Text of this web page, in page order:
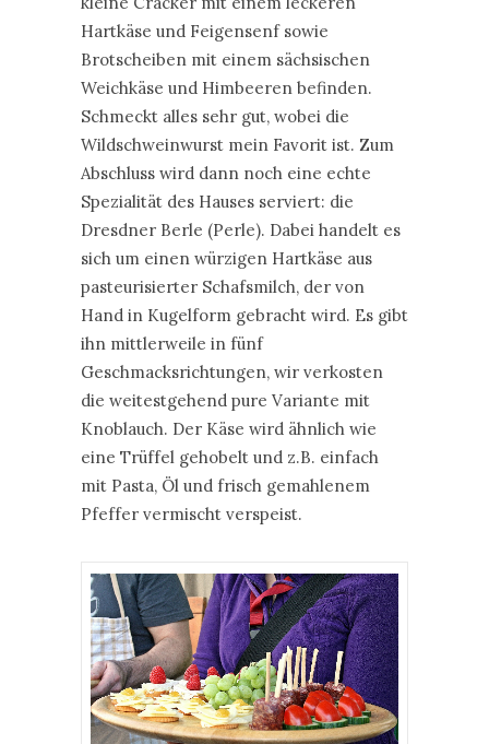
Hartkäse und Feigensenf sowie
Brotscheiben mit einem sächsischen
Weichkäse und Himbeeren befinden.
Schmeckt alles sehr gut, wobei die
Wildschweinwurst mein Favorit ist. Zum
Abschluss wird dann noch eine echte
Spezialität des Hauses serviert: die
Dresdner Berle (Perle). Dabei handelt es
sich um einen würzigen Hartkäse aus
pasteurisierter Schafsmilch, der von
Hand in Kugelform gebracht wird. Es gibt
ihn mittlerweile in fünf
Geschmacksrichtungen, wir verkosten
die weitestgehend pure Variante mit
Knoblauch. Der Käse wird ähnlich wie
eine Trüffel gehobelt und z.B. einfach
mit Pasta, Öl und frisch gemahlenem
Pfeffer vermischt verspeist.